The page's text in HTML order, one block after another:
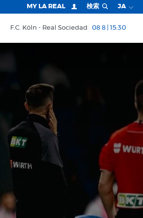
MY LA REAL 検索 JA
F.C. Köln Real Sociedad 08 8 | 15:30